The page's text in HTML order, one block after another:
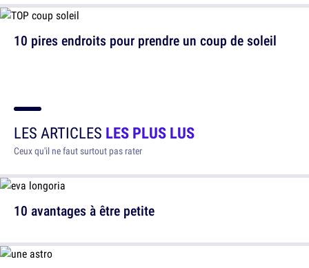
10 pires endroits pour prendre un coup de soleil
LES ARTICLES LES PLUS LUS
Ceux qu'il ne faut surtout pas rater
10 avantages à être petite